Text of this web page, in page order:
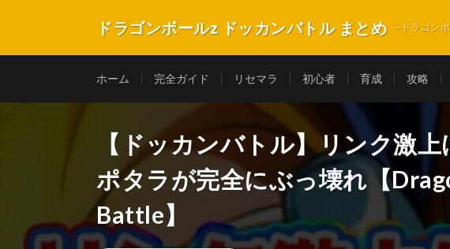
ドラゴンボールz ドッカンバトル まとめ ~ドラゴン
ホーム 完全ガイド リセマラ 初心者 育成 攻略
【ドッカンバトル】リンク激
ポタラが完全にぶっ壊れ【
Battle】